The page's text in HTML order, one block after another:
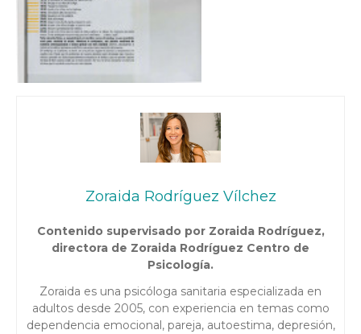
Zoraida Rodríguez Vílchez
Contenido supervisado por Zoraida Rodríguez,
directora de Zoraida Rodríguez Centro de
Psicología.
Zoraida es una psicóloga sanitaria especializada en
adultos desde 2005, con experiencia en temas como
dependencia emocional, pareja, autoestima, depresión,